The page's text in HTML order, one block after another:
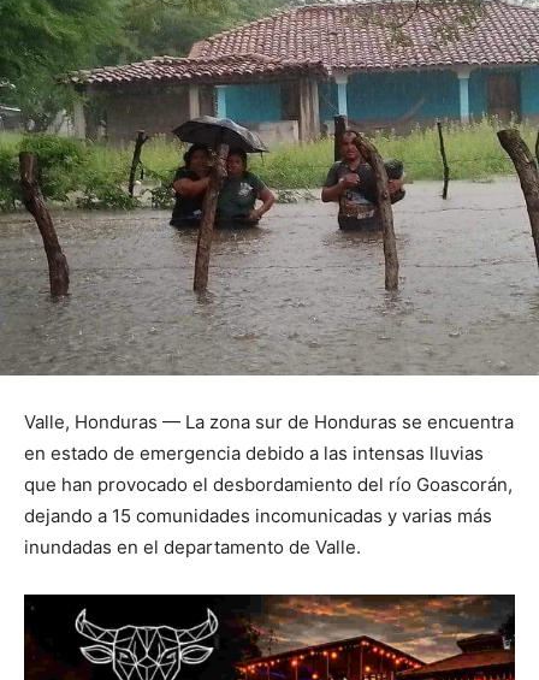
Valle, Honduras — La zona sur de Honduras se encuentra
en estado de emergencia debido a las intensas lluvias
que han provocado el desbordamiento del río Goascorán,
dejando a 15 comunidades incomunicadas y varias más
inundadas en el departamento de Valle.